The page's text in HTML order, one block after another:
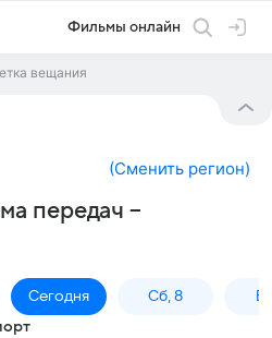
Фильмы онлайн
вещания
(Сменить регион)
передач –
Сегодня Сб, 8